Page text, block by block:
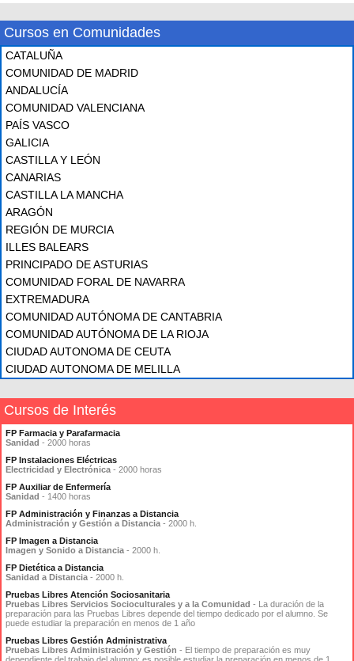
Cursos en Comunidades
CATALUÑA
COMUNIDAD DE MADRID
ANDALUCÍA
COMUNIDAD VALENCIANA
PAÍS VASCO
GALICIA
CASTILLA Y LEÓN
CANARIAS
CASTILLA LA MANCHA
ARAGÓN
REGIÓN DE MURCIA
ILLES BALEARS
PRINCIPADO DE ASTURIAS
COMUNIDAD FORAL DE NAVARRA
EXTREMADURA
COMUNIDAD AUTÓNOMA DE CANTABRIA
COMUNIDAD AUTÓNOMA DE LA RIOJA
CIUDAD AUTONOMA DE CEUTA
CIUDAD AUTONOMA DE MELILLA
Cursos de Interés
FP Farmacia y Parafarmacia
Sanidad - 2000 horas
FP Instalaciones Eléctricas
Electricidad y Electrónica - 2000 horas
FP Auxiliar de Enfermería
Sanidad - 1400 horas
FP Administración y Finanzas a Distancia
Administración y Gestión a Distancia - 2000 h.
FP Imagen a Distancia
Imagen y Sonido a Distancia - 2000 h.
FP Dietética a Distancia
Sanidad a Distancia - 2000 h.
Pruebas Libres Atención Sociosanitaria
Pruebas Libres Servicios Socioculturales y a la Comunidad - La duración de la
preparación para las Pruebas Libres depende del tiempo dedicado por el alumno. Se
puede estudiar la preparación en menos de 1 año
Pruebas Libres Gestión Administrativa
Pruebas Libres Administración y Gestión - El tiempo de preparación es muy